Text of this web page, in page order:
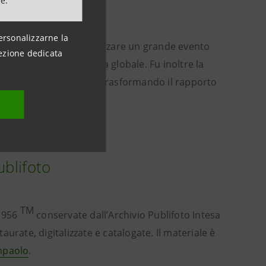
la
dedicata
la capacità di organizzare un grande evento
dell’Italia sulla scena globale. Fu inoltre la
Paesi europei, trasformando il rapporto
TM conservate dall’Archivio Publifoto Intesa
digitalizzate e catalogate. Il materiale è
.